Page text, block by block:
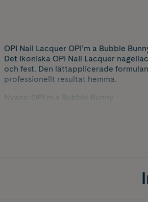
OPI Nail Lacquer OPI’m a ​Bubble
Det ikoniska OPI Nail Lacquer
och fest. Den lättapplicerade
professionellt resultat hemma.
Nyans: OPI’m a ​Bubble Bunny